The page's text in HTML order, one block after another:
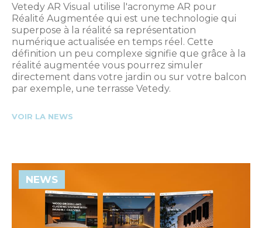
Vetedy AR Visual utilise l'acronyme AR pour
Réalité Augmentée qui est une technologie qui
superpose à la réalité sa représentation
numérique actualisée en temps réel. Cette
définition un peu complexe signifie que grâce à la
réalité augmentée vous pourrez simuler
directement dans votre jardin ou sur votre balcon
par exemple, une terrasse Vetedy.
VOIR LA NEWS
NEWS